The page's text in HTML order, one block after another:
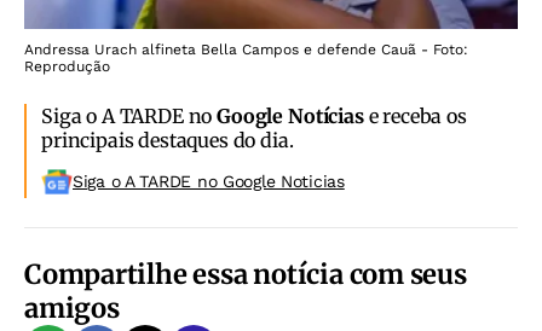
Andressa Urach alfineta Bella Campos e defende Cauã - Foto:
Reprodução
Siga o A TARDE noGoogle Notíciase receba os
principais destaques do dia.
Siga o A TARDE no Google Noticias
Compartilhe essa notícia com seus
amigos